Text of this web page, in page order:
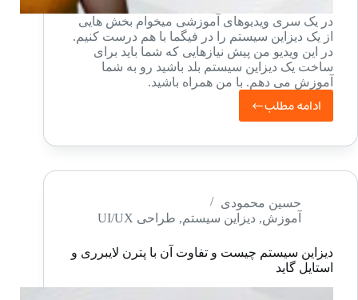
در یک سری ویدیوهای آموزشی میخوام بخش هایی
از یک دیزاین سیستم را در فیگما با هم درست کنیم.
در این ویدیو من پیش نیازهایی که شما باید برای
ساخت یک دیزاین سیستم بلد باشید رو به شما
آموزش می دهم. با من همراه باشید.
ادامه مطلب
آموزش
در
فیگما
قسمت
دوم
حسین محمودی
آموزش, دیزاین سیستم, طراحی UI/UX
دیزاین سیستم چیست و تفاوت آن با پترن لایبرری و
استایل گاید